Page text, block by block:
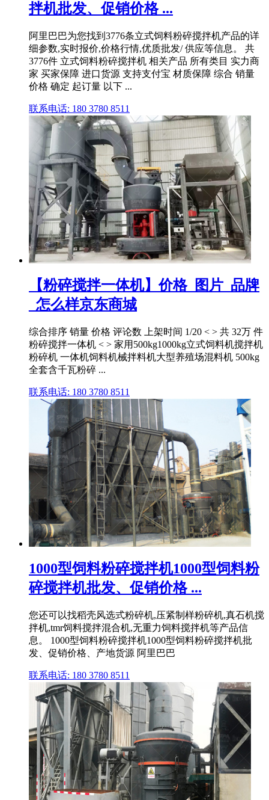
拌机批发、促销价格 ...
阿里巴巴为您找到3776条立式饲料粉碎搅拌机产品的详
细参数,实时报价,价格行情,优质批发/ 供应等信息。 共
3776件 立式饲料粉碎搅拌机 相关产品 所有类目 实力商
家 买家保障 进口货源 支持支付宝 材质保障 综合 销量
价格 确定 起订量 以下 ...
联系电话: 180 3780 8511
【粉碎搅拌一体机】价格_图片_品牌
_怎么样京东商城
综合排序 销量 价格 评论数 上架时间 1/20 < > 共 32万 件
粉碎搅拌一体机 < > 家用500kg1000kg立式饲料机搅拌机
粉碎机 一体机饲料机械拌料机大型养殖场混料机 500kg
全套含千瓦粉碎 ...
联系电话: 180 3780 8511
1000型饲料粉碎搅拌机1000型饲料粉
碎搅拌机批发、促销价格 ...
您还可以找稻壳风选式粉碎机,压紧制样粉碎机,真石机搅
拌机,tmr饲料搅拌混合机,无重力饲料搅拌机等产品信
息。 1000型饲料粉碎搅拌机1000型饲料粉碎搅拌机批
发、促销价格、产地货源 阿里巴巴
联系电话: 180 3780 8511